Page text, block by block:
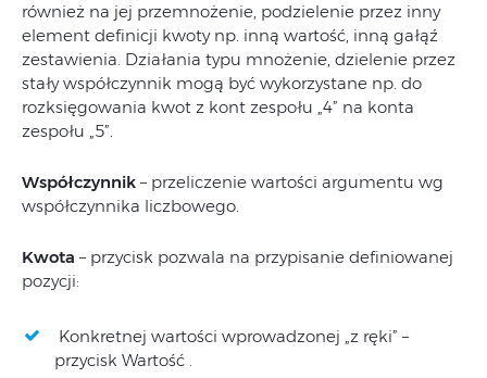
również na jej przemnożenie, podzielenie przez inny
element definicji kwoty np. inną wartość, inną gałąź
zestawienia. Działania typu mnożenie, dzielenie przez
stały współczynnik mogą być wykorzystane np. do
rozksięgowania kwot z kont zespołu „4” na konta
zespołu „5”.
Współczynnik – przeliczenie wartości argumentu wg
współczynnika liczbowego.
Kwota – przycisk pozwala na przypisanie definiowanej
pozycji:
Konkretnej wartości wprowadzonej „z ręki” –
przycisk Wartość .